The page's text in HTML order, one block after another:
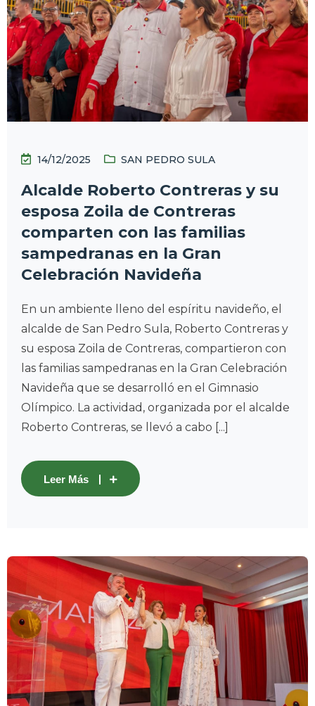
14/12/2025 SAN PEDRO SULA
Alcalde Roberto Contreras y su
esposa Zoila de Contreras
comparten con las familias
sampedranas en la Gran
Celebración Navideña
En un ambiente lleno del espíritu navideño, el
alcalde de San Pedro Sula, Roberto Contreras y
su esposa Zoila de Contreras, compartieron con
las familias sampedranas en la Gran Celebración
Navideña que se desarrolló en el Gimnasio
Olímpico. La actividad, organizada por el alcalde
Roberto Contreras, se llevó a cabo [...]
Leer Más